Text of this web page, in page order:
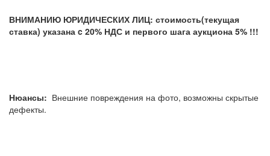
ВНИМАНИЮ ЮРИДИЧЕСКИХ ЛИЦ: стоимость(текущая
ставка) указана c 20% НДС и первого шага аукциона 5% !!!
Нюансы: Внешние повреждения на фото, возможны скрытые
дефекты.